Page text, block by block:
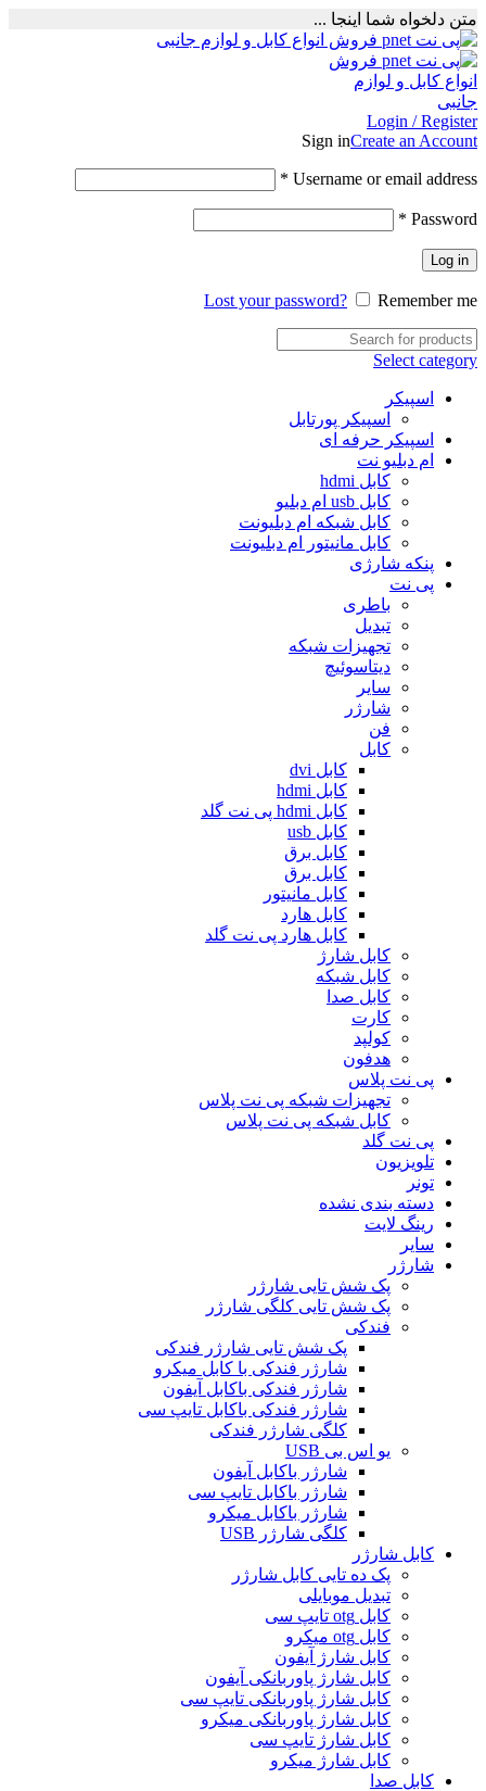
متن دلخواه شما اینجا ...
Login / Register
Sign inCreate an Account
Username or email address
*
Password
*
Log in
Lost your password? Remember me
Select category
اسپیکر
اسپیکر پورتابل
اسپیکر حرفه ای
ام دبلیو نت
کابل hdmi
کابل usb ام دبلیو
کابل شبکه ام دبلیونت
کابل مانیتور ام دبلیونت
پنکه شارژی
پی نت
باطری
تبدیل
تجهیزات شبکه
دیتاسوئیچ
سایر
شارژر
فن
کابل
کابل dvi
کابل hdmi
کابل hdmi پی نت گلد
کابل usb
کابل برق
کابل برق
کابل مانیتور
کابل هارد
کابل هارد پی نت گلد
کابل شارژ
کابل شبکه
کابل صدا
کارت
کولپد
هدفون
پی نت پلاس
تجهیزات شبکه پی نت پلاس
کابل شبکه پی نت پلاس
پی نت گلد
تلویزیون
تونر
دسته بندی نشده
رینگ لایت
سایر
شارژر
پک شش تایی شارژر
پک شش تایی کلگی شارژر
فندکی
پک شش تایی شارژر فندکی
شارژر فندکی با کابل میکرو
شارژر فندکی باکابل آیفون
شارژر فندکی باکابل تایپ سی
کلگی شارژر فندکی
یو اس بی USB
شارژر باکابل آیفون
شارژر باکابل تایپ سی
شارژر باکابل میکرو
کلگی شارژر USB
کابل شارژر
پک ده تایی کابل شارژر
تبدیل موبایلی
کابل otg تایپ سی
کابل otg میکرو
کابل شارژ آیفون
کابل شارژ پاوربانکی آیفون
کابل شارژ پاوربانکی تایپ سی
کابل شارژ پاوربانکی میکرو
کابل شارژ تایپ سی
کابل شارژ میکرو
کابل صدا